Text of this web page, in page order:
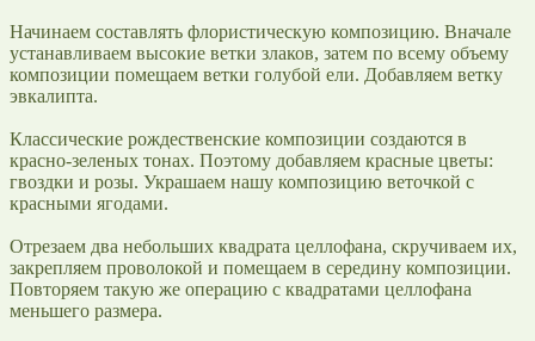
Начинаем составлять флористическую композицию. Вначале
устанавливаем высокие ветки злаков, затем по всему объему
композиции помещаем ветки голубой ели. Добавляем ветку
эвкалипта.
Классические рождественские композиции создаются в
красно-зеленых тонах. Поэтому добавляем красные цветы:
гвоздки и розы. Украшаем нашу композицию веточкой с
красными ягодами.
Отрезаем два небольших квадрата целлофана, скручиваем их,
закрепляем проволокой и помещаем в середину композиции.
Повторяем такую же операцию с квадратами целлофана
меньшего размера.